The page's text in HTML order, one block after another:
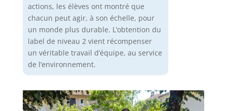
actions, les élèves ont montré que
chacun peut agir, à son échelle, pour
un monde plus durable. L’obtention du
label de niveau 2 vient récompenser
un véritable travail d’équipe, au service
de l’environnement.